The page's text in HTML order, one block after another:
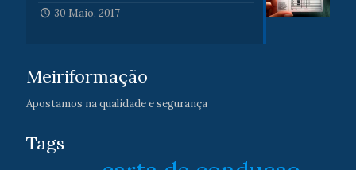
30 Maio, 2017
Meiriformação
Apostamos na qualidade e segurança
Tags